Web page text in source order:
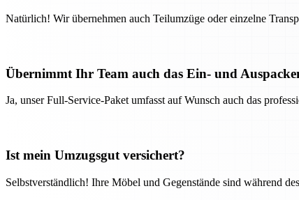
Natürlich! Wir übernehmen auch Teilumzüge oder einzelne
Übernimmt Ihr Team auch das Ein- und
Ja, unser Full-Service-Paket umfasst auf Wunsch auch das
Ist mein Umzugsgut versichert?
Selbstverständlich! Ihre Möbel und Gegenstände sind während